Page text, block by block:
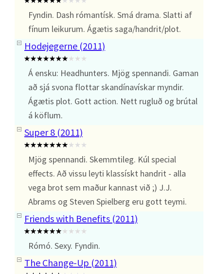
Fyndin. Dash rómantísk. Smá drama. Slatti af
fínum leikurum. Ágætis saga/handrit/plot.
Hodejegerne (2011)
Á ensku: Headhunters. Mjög spennandi. Gaman
að sjá svona flottar skandínavískar myndir.
Ágætis plot. Gott action. Nett rugluð og brútal
á köflum.
Super 8 (2011)
Mjög spennandi. Skemmtileg. Kúl special
effects. Að vissu leyti klassískt handrit - alla
vega brot sem maður kannast við ;) J.J.
Abrams og Steven Spielberg eru gott teymi.
Friends with Benefits (2011)
Rómó. Sexy. Fyndin.
The Change-Up (2011)